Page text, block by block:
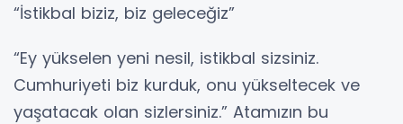
“İstikbal biziz, biz geleceğiz”
“Ey yükselen yeni nesil, istikbal sizsiniz.
Cumhuriyeti biz kurduk, onu yükseltecek ve
yaşatacak olan sizlersiniz.” Atamızın bu